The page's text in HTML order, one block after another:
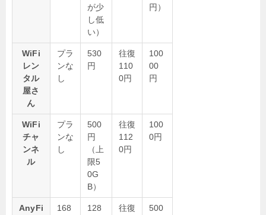
が少
し低
い）
円）
WiFi
レン
タル
屋さ
ん
プラ
ンな
し
530
円
往復
110
0円
100
00
円
WiFi
チャ
ンネ
ル
プラ
ンな
し
500
円
（上
限5
0G
B）
往復
112
0円
100
0円
AnyFi
168
128
往復
500